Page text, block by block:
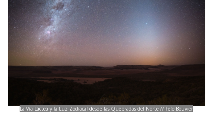
Se lo considera lacuarta maravilla uruguaya, es un
paisaje protegido y forma parte del área de las Quebradas del
Norte. Se destaca por su paisaje de cerros, cascadas, valles y
quebradas con frondosa vegetación. Para los amantes de la
flora y fauna se han avistado más de 150 especies en el
lugar.
La calidad del cielo nocturno es tal que, además de verse la
Vía Láctea y las estrellas con espectacular detalle, se puede
observar laLuz Zodiacal,un fulgor que hace que el cielo se